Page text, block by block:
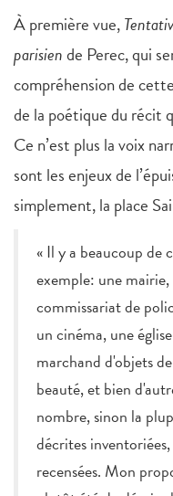
À première vue,
parisiende Perec, qui
compréhension de
de la poétique du récit
Ce n’est plus la voix
sont les enjeux de
simplement, la place
« Il y a beaucoup de
exemple: une
commissariat de
un cinéma, une
marchand d'objets
beauté, et bien
nombre, sinon la
décrites
recensées. Mon